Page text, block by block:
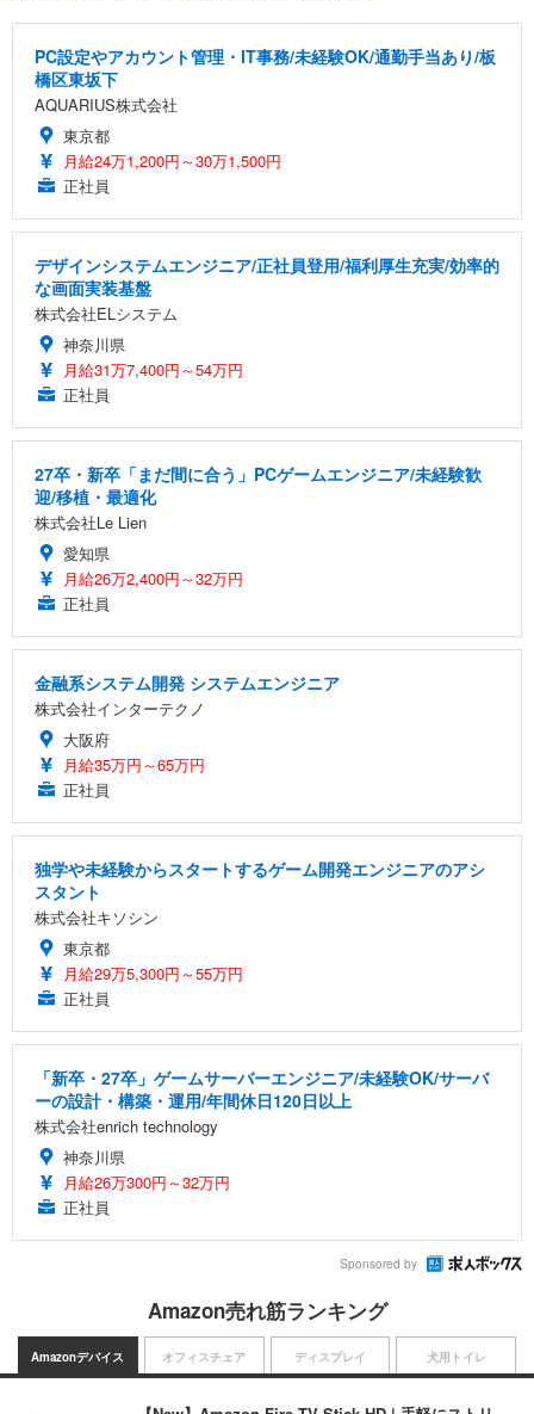
PC設定やアカウント管理・IT事務/未経験OK/通勤手当あり/板
橋区東坂下
AQUARIUS株式会社
東京都
月給24万1,200円～30万1,500円
正社員
デザインシステムエンジニア/正社員登用/福利厚生充実/効率的
な画面実装基盤
株式会社ELシステム
神奈川県
月給31万7,400円～54万円
正社員
27卒・新卒「まだ間に合う」PCゲームエンジニア/未経験歓
迎/移植・最適化
株式会社Le Lien
愛知県
月給26万2,400円～32万円
正社員
金融系システム開発 システムエンジニア
株式会社インターテクノ
大阪府
月給35万円～65万円
正社員
独学や未経験からスタートするゲーム開発エンジニアのアシ
スタント
株式会社キソシン
東京都
月給29万5,300円～55万円
正社員
「新卒・27卒」ゲームサーバーエンジニア/未経験OK/サーバ
ーの設計・構築・運用/年間休日120日以上
株式会社enrich technology
神奈川県
月給26万300円～32万円
正社員
Sponsored by
Amazon売れ筋ランキング
Amazonデバイス オフィスチェア ディスプレイ 犬用トイレ